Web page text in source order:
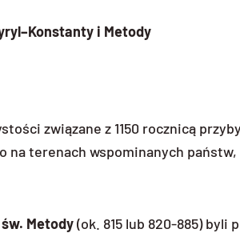
i Metody
związane z 1150 rocznicą
na terenach wspominanych
św. Metody(ok. 815 lub 820-885) byli